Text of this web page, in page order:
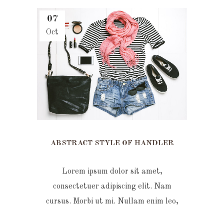
07
Oct
ABSTRACT STYLE OF HANDLER
Lorem ipsum dolor sit amet,
consectetuer adipiscing elit. Nam
cursus. Morbi ut mi. Nullam enim leo,